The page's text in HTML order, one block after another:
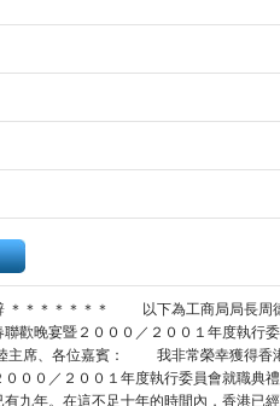
＊＊＊＊＊＊＊ 以下為工商局局長周
歡晚宴暨２０００／２００１年度執行
主席、各位嘉賓： 我非常榮幸獲得香
０００／２００１年度執行委員會就職
有九年。在這不足十年的時間內，香港已